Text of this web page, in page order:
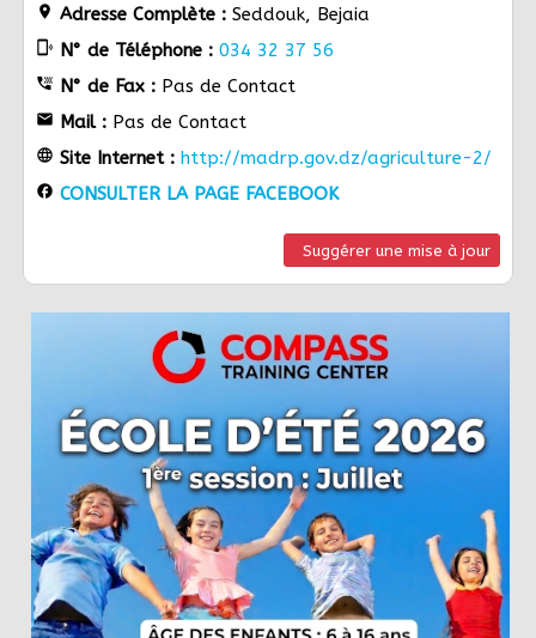
location_on Adresse Complète : Seddouk, Bejaia
phonelink_ring N° de Téléphone : 034 32 37 56
tty N° de Fax : Pas de Contact
email Mail : Pas de Contact
language Site Internet : http://madrp.gov.dz/agriculture-2/
facebook CONSULTER LA PAGE FACEBOOK
Suggérer une mise à jour